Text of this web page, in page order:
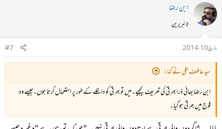
ابن رضا
لائبریرین
مارچ 10، 2014
#7
سید عاطف علی نے کہا:
ابن رضا بھائی ذرا بھرتی کی تعریف کیجیے۔ میں تو بھرتی کو داخلے کے طور پر استعمال کرتا ہوں۔جیسے وہ
فوج میں بھرتی ہو گیا ۔